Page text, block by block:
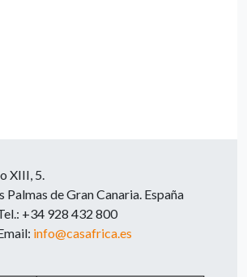
XIII, 5.
Palmas de Gran Canaria. España
+34 928 432 800
info@casafrica.es